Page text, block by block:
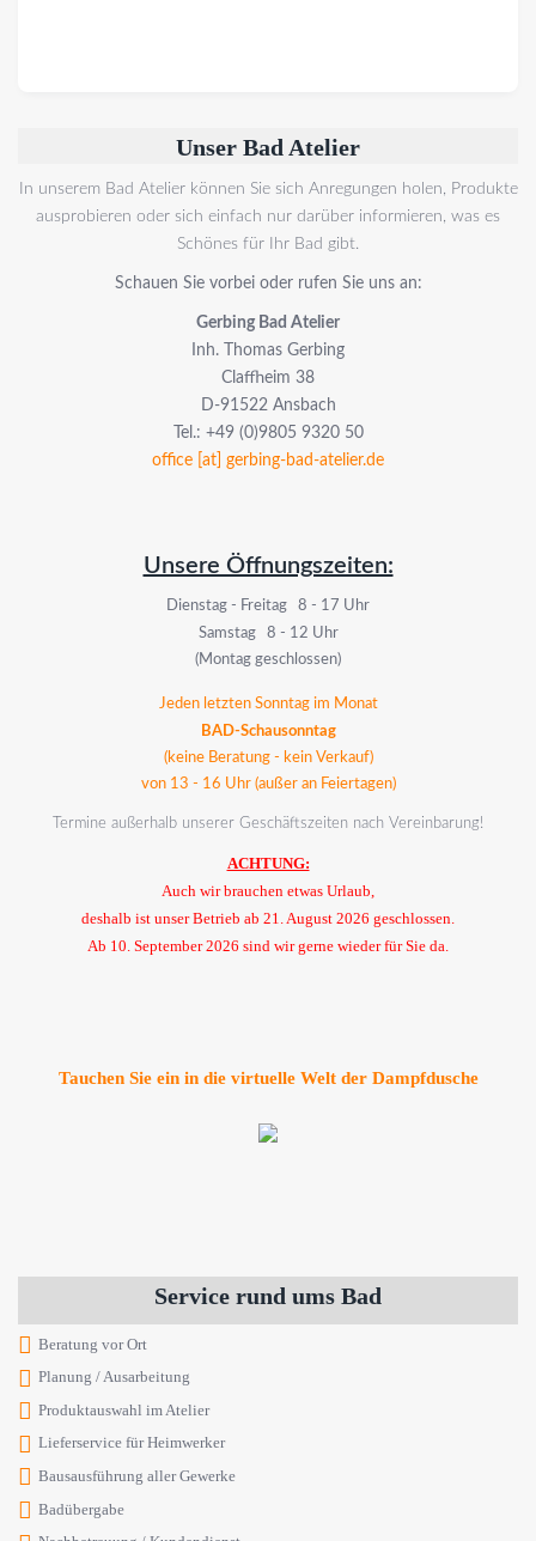
Unser Bad Atelier
In unserem Bad Atelier können Sie sich Anregungen holen, Produkte
ausprobieren oder sich einfach nur darüber informieren, was es
Schönes für Ihr Bad gibt.
Schauen Sie vorbei oder rufen Sie uns an:
Gerbing Bad Atelier
Inh. Thomas Gerbing
Claffheim 38
D-91522 Ansbach
Tel.: +49 (0)9805 9320 50
office [at] gerbing-bad-atelier.de
Unsere Öffnungszeiten:
Dienstag - Freitag 8 - 17 Uhr
Samstag 8 - 12 Uhr
(Montag geschlossen)
Jeden letzten Sonntag im Monat
BAD-Schausonntag
(keine Beratung - kein Verkauf)
von 13 - 16 Uhr (außer an Feiertagen)
Termine außerhalb unserer Geschäftszeiten nach Vereinbarung!
ACHTUNG:
Auch wir brauchen etwas Urlaub,
deshalb ist unser Betrieb ab 21. August 2026 geschlossen.
Ab 10. September 2026 sind wir gerne wieder für Sie da.
Tauchen Sie ein in die virtuelle Welt der Dampfdusche
Service rund ums Bad
Beratung vor Ort
Planung / Ausarbeitung
Produktauswahl im Atelier
Lieferservice für Heimwerker
Bausausführung aller Gewerke
Badübergabe